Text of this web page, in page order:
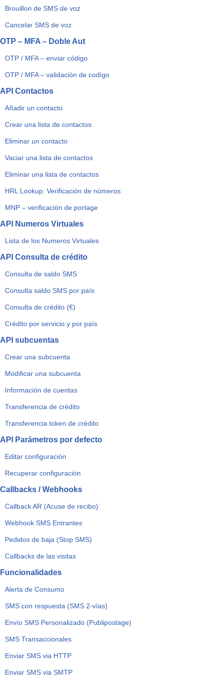
Brouillon de SMS de voz
Cancelar SMS de voz
OTP – MFA – Doble Aut
OTP / MFA – enviar código
OTP / MFA – validaciòn de codìgo
API Contactos
Añadir un contacto
Crear una lista de contactos
Eliminar un contacto
Vaciar una lista de contactos
Eliminar una lista de contactos
HRL Lookup: Verificación de números
MNP – verificaciòn de portage
API Numeros Virtuales
Lista de los Numeros Virtuales
API Consulta de crédito
Consulta de saldo SMS
Consulta saldo SMS por país
Consulta de crédito (€)
Crédito por servicio y por país
API subcuentas
Crear una subcuenta
Modificar una subcuenta
Información de cuentas
Transferencia de crédito
Transferencia token de crédito
API Parámetros por defecto
Editar configuración
Recuperar configuración
Callbacks / Webhooks
Callback AR (Acuse de recibo)
Webhook SMS Entrantes
Pedidos de baja (Stop SMS)
Callbacks de las visitas
Funcionalidades
Alerta de Consumo
SMS con respuesta (SMS 2-vías)
Envío SMS Personalizado (Publipostage)
SMS Transaccionales
Enviar SMS via HTTP
Enviar SMS via SMTP